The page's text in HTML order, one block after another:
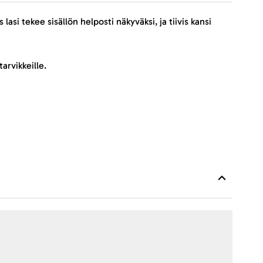
tekee sisällön helposti näkyväksi, ja tiivis kansi